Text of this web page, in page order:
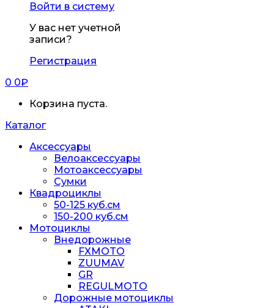
Войти в систему
У вас нет учетной
записи?
Регистрация
0 0₽
Корзина пуста.
Каталог
Аксессуары
Велоаксессуары
Мотоаксессуары
Сумки
Квадроциклы
50-125 куб.см
150-200 куб.см
Мотоциклы
Внедорожные
FXMOTO
ZUUMAV
GR
REGULMOTO
Дорожные мотоциклы